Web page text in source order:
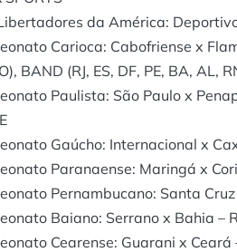
da América: Deportivo
Carioca: Cabofriense x
BAND (RJ, ES, DF, PE, BA, AL,
Paulista: São Paulo x
Gaúcho: Internacional x
Paranaense: Maringá x
Pernambucano: Santa Cruz
Baiano: Serrano x Bahia –
Cearense: Guarani x Ceará